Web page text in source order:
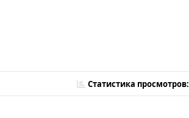
Статистика просмотров: